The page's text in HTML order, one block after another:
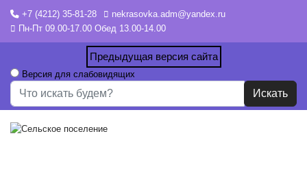
+7 (4212) 35-81-28
nekrasovka.adm@yandex.ru
Пн-Пт 09.00-17.00 Обед 13.00-14.00
Предыдущая версия сайта
Версия для слабовидящих
Искать...
Искать